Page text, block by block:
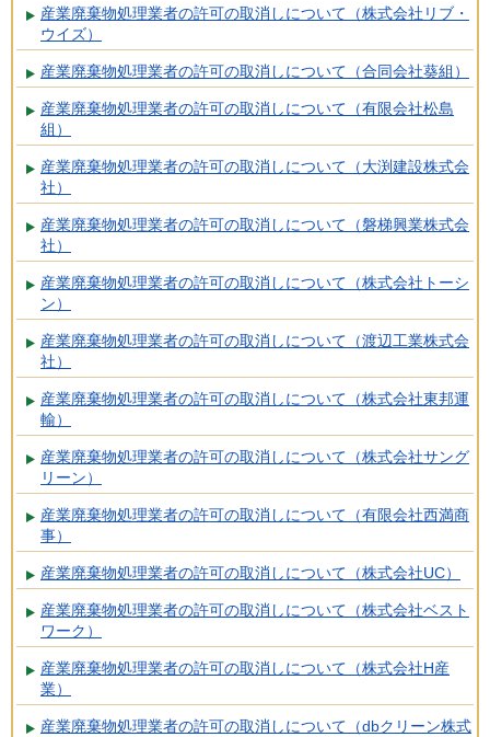
産業廃棄物処理業者の許可の取消しについて（株式会社リブ・
ウイズ）
産業廃棄物処理業者の許可の取消しについて（合同会社葵組）
産業廃棄物処理業者の許可の取消しについて（有限会社松島
組）
産業廃棄物処理業者の許可の取消しについて（大渕建設株式会
社）
産業廃棄物処理業者の許可の取消しについて（磐梯興業株式会
社）
産業廃棄物処理業者の許可の取消しについて（株式会社トーシ
ン）
産業廃棄物処理業者の許可の取消しについて（渡辺工業株式会
社）
産業廃棄物処理業者の許可の取消しについて（株式会社東邦運
輸）
産業廃棄物処理業者の許可の取消しについて（株式会社サング
リーン）
産業廃棄物処理業者の許可の取消しについて（有限会社西満商
事）
産業廃棄物処理業者の許可の取消しについて（株式会社UC）
産業廃棄物処理業者の許可の取消しについて（株式会社ベスト
ワーク）
産業廃棄物処理業者の許可の取消しについて（株式会社H産
業）
産業廃棄物処理業者の許可の取消しについて（dbクリーン株式